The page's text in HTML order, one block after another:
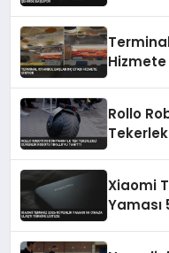
Rollo
Xiaomi
Yaması